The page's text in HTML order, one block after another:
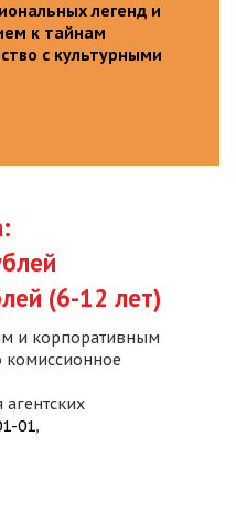
легенд и
к тайнам
с культурными
(6-12 лет)
и корпоративным
комиссионное
01,